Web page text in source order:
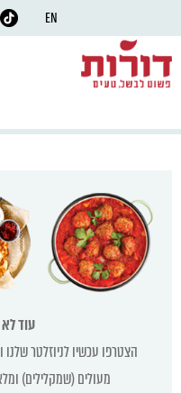
EN
עוד
הצטרפו עכשיו לניוזלטר
מעולים (שמקלילים)